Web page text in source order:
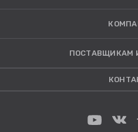
ПОСТАВЩИКАМ